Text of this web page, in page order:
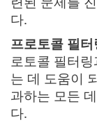
다.
프로토콜 필
로토콜 필터
는 데 도움이
과하는 모든
다.